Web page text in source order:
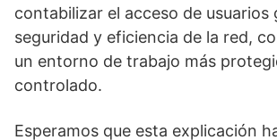
contabilizar el acceso de usuarios
seguridad y eficiencia de la red,
un entorno de trabajo más
controlado.
Esperamos que esta explicación